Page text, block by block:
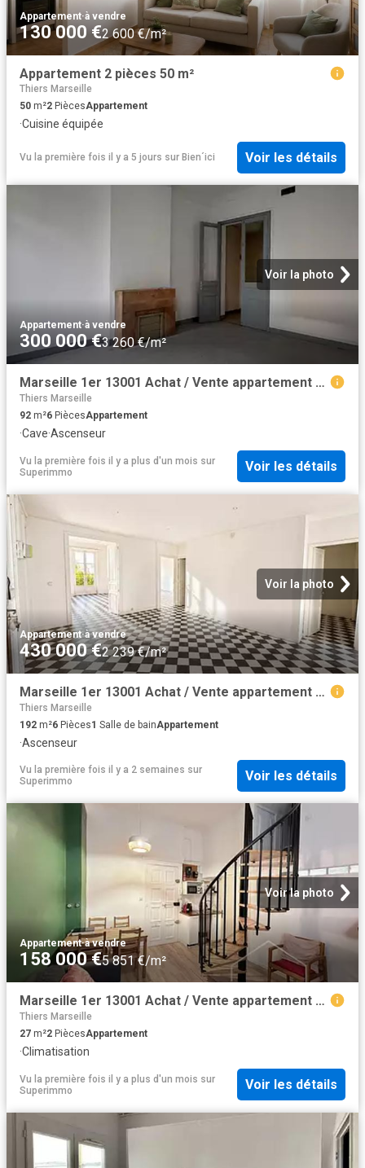
Appartement·à vendre
130 000 €2 600 €/m²
Appartement 2 pièces 50 m²
Thiers Marseille
50 m²2 PiècesAppartement
·Cuisine équipée
Vu la première fois il y a 5 jours sur Bien´ici Voir les détails
Voir la photo
Appartement·à vendre
300 000 €3 260 €/m²
Marseille 1er 13001 Achat / Vente appartement 6 pièces t6
Thiers Marseille
92 m²6 PiècesAppartement
·Cave·Ascenseur
Vu la première fois il y a plus d'un mois sur
Superimmo
Voir les détails
Voir la photo
Appartement·à vendre
430 000 €2 239 €/m²
Marseille 1er 13001 Achat / Vente appartement 6 pièces t6
Thiers Marseille
192 m²6 Pièces1 Salle de bainAppartement
·Ascenseur
Vu la première fois il y a 2 semaines sur
Superimmo
Voir les détails
Voir la photo
Appartement·à vendre
158 000 €5 851 €/m²
Marseille 1er 13001 Achat / Vente appartement 2 pièces t2
Thiers Marseille
27 m²2 PiècesAppartement
·Climatisation
Vu la première fois il y a plus d'un mois sur
Superimmo
Voir les détails